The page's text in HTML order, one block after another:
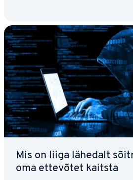
Mis on liiga lähedalt
oma ettevõtet kaitsta